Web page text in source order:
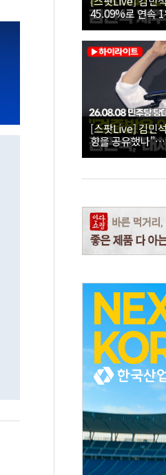
45.09%로 연속
26.08.08 더불어
보 인천 합동연설
[스팟Live] 김민
향을 공유했나”…
26.08.08 더불어